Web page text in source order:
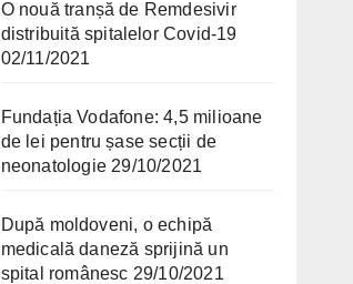
O nouă tranșă de Remdesivir
distribuită spitalelor Covid-19
02/11/2021
Fundația Vodafone: 4,5 milioane
de lei pentru șase secții de
neonatologie 29/10/2021
După moldoveni, o echipă
medicală daneză sprijină un
spital românesc 29/10/2021